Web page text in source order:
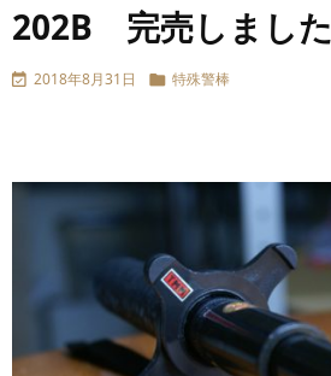
202B 完売しました
 2018年8月31日  特殊警棒